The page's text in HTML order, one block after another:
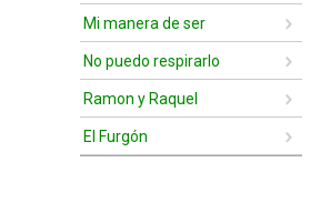
Mi manera de ser
No puedo respirarlo
Ramon y Raquel
El Furgón